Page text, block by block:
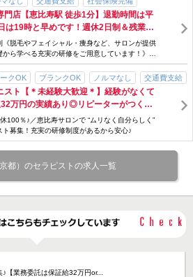
当充実 研修制度あり 急募 駅チカ
門店【恵比寿駅 徒歩1分】退勤時間は平
は19時と早めです！週休2日制＆残業ほ
ベートも充実させやすく、推し活や旅
タッフも多数◎
《脱毛やフェイシャル・痩身など、サロンが提供
ら学べる充実の研修をご用意しています！》ス
ャリアアップのサポート体...
クOK ブランクOK ノルマなし
交通費支給
あり 歩合・インセンティブあり
手当充実
貸与 研修制度あり
独立支援制度あり
勤務時間・曜日応相談 長期休暇あり
スト【＊未経験大歓迎＊】経験がなくて
万円の実績あり◎リピーターがつく仕
技術が身につく！芸能人やインフルエン
Vanish ‐Head spa‐》
100％♪／恵比寿サロンで “ムリなく自分らしく”
ト募集！充実の研修制度があるから安心♪
都）のセラピストの求人一覧
【業務委託は保証給32万円or...